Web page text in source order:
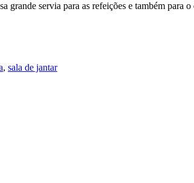
grande servia para as refeições e também para o
, sala de jantar